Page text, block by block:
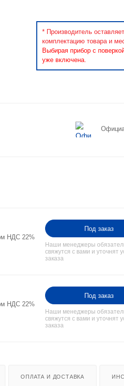
* Производитель
комплектацию товара и
Выбирая прибор с
уже включена.
НДС 22%
Под заказ
Наши менеджеры
свяжутся с вами и уточнят
заказа
НДС 22%
Под заказ
Наши менеджеры
свяжутся с вами и уточнят
заказа
ОПЛАТА И ДОСТАВКА